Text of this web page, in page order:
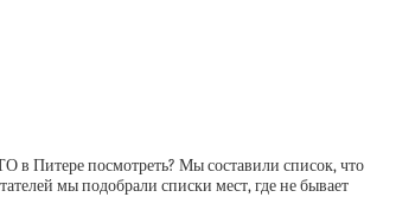
в Питере посмотреть? Мы составили список, что
мы подобрали списки мест, где не бывает